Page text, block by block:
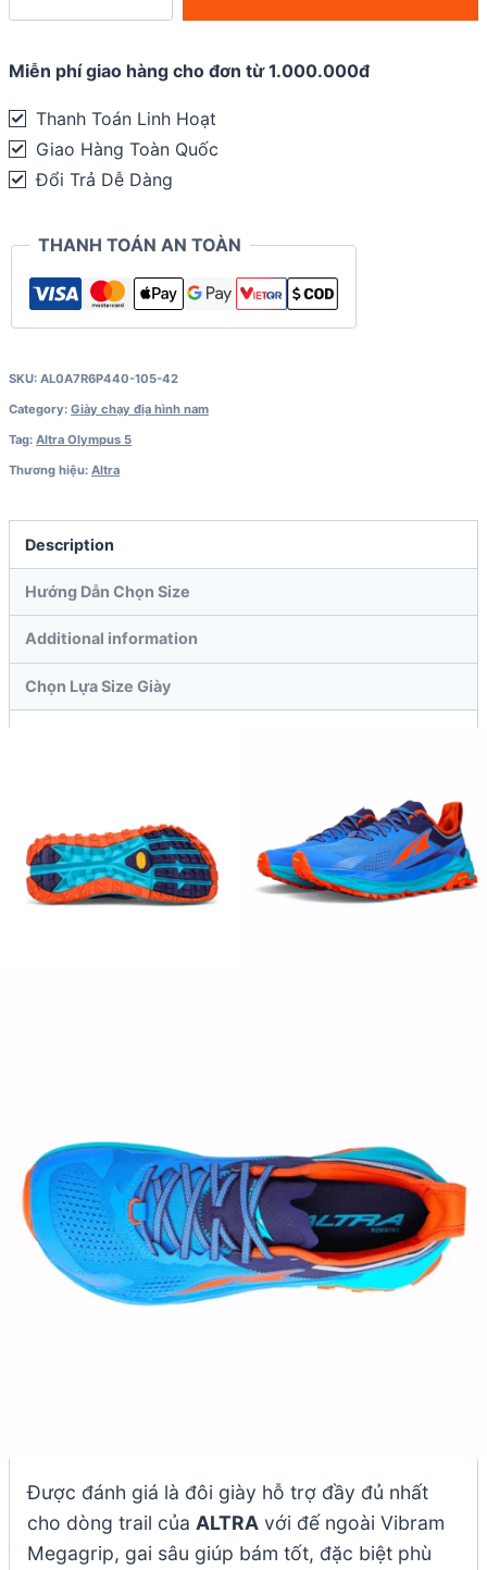
Hình
Altra
Olympus
5
Blue
quantity
Miễn phí giao hàng cho đơn từ 1.000.000đ
Thanh Toán Linh Hoạt
Giao Hàng Toàn Quốc
Đổi Trả Dễ Dàng
THANH TOÁN AN TOÀN
SKU: AL0A7R6P440-105-42
Category: Giày chạy địa hình nam
Tag: Altra Olympus 5
Thương hiệu: Altra
Description
Hướng Dẫn Chọn Size
Additional information
Chọn Lựa Size Giày
Được đánh giá là đôi giày hỗ trợ đầy đủ nhất
cho dòng trail của ALTRA với đế ngoài Vibram
Megagrip, gai sâu giúp bám tốt, đặc biệt phù